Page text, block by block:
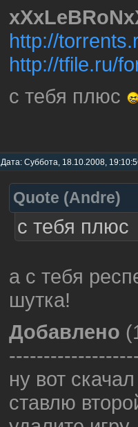
http://
http://tfile.ru/
с тебя плюс
Дата: Суббота, 18.10.2008,
Quote (Andre)
с тебя плюс
а с тебя
шутка!
Добавлено
ну вот
ставлю